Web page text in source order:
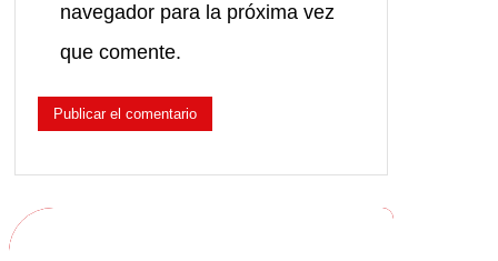
navegador para la próxima vez
que comente.